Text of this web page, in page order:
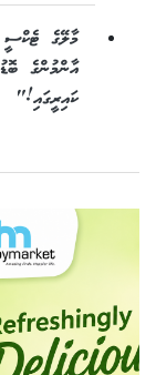
މާލޭގެ
އާންމުންގެ
ކައިރީގައި!"